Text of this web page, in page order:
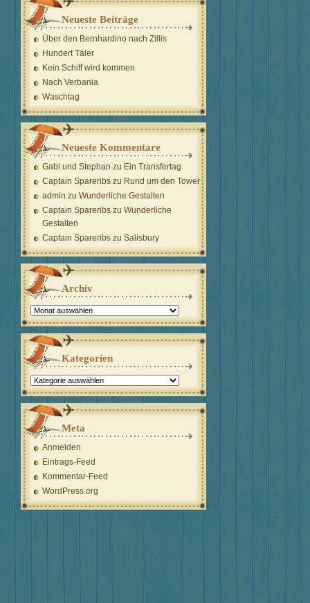
Neueste Beiträge
Über den Bernhardino nach Zillis
Hundert Täler
Kein Schiff wird kommen
Nach Verbania
Waschtag
Neueste Kommentare
Gabi und Stephan zu Ein Transfertag
Captain Spareribs zu Rund um den Tower
admin zu Wunderliche Gestalten
Captain Spareribs zu Wunderliche
Gestalten
Captain Spareribs zu Salisbury
Archiv
Archiv
Kategorien
Kategorien
Meta
Anmelden
Eintrags-Feed
Kommentar-Feed
WordPress.org